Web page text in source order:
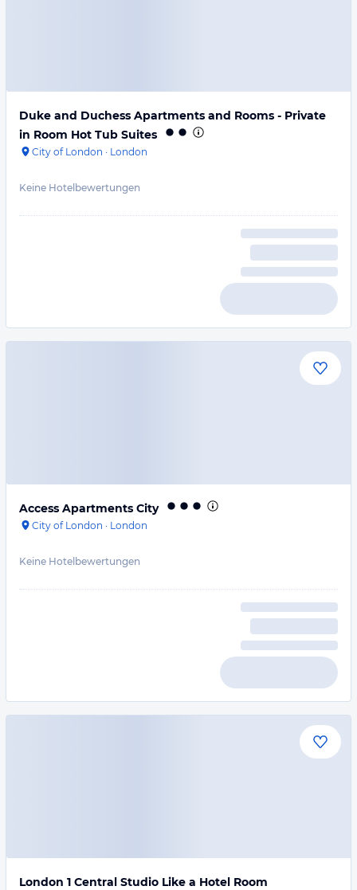
Duke and Duchess Apartments and Rooms - Private
in Room Hot Tub Suites
City of London · London
Keine Hotelbewertungen
Access Apartments City
City of London · London
Keine Hotelbewertungen
London 1 Central Studio Like a Hotel Room